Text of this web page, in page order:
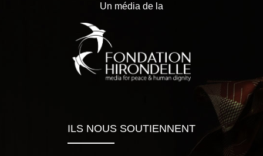
Un média de la
ILS NOUS SOUTIENNENT